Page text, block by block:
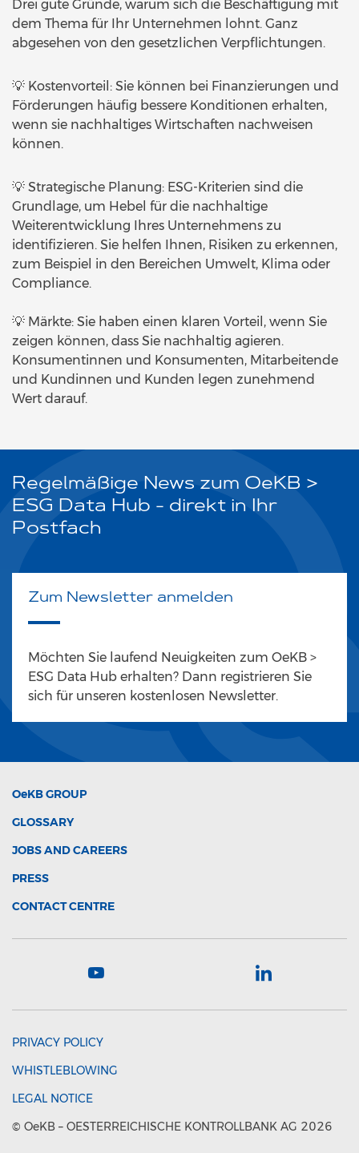
Drei gute Gründe, warum sich die Beschäftigung mit
dem Thema für Ihr Unternehmen lohnt. Ganz
abgesehen von den gesetzlichen Verpflichtungen.
💡 Kostenvorteil: Sie können bei Finanzierungen und
Förderungen häufig bessere Konditionen erhalten,
wenn sie nachhaltiges Wirtschaften nachweisen
können.
💡 Strategische Planung: ESG-Kriterien sind die
Grundlage, um Hebel für die nachhaltige
Weiterentwicklung Ihres Unternehmens zu
identifizieren. Sie helfen Ihnen, Risiken zu erkennen,
zum Beispiel in den Bereichen Umwelt, Klima oder
Compliance.
💡 Märkte: Sie haben einen klaren Vorteil, wenn Sie
zeigen können, dass Sie nachhaltig agieren.
Konsumentinnen und Konsumenten, Mitarbeitende
und Kundinnen und Kunden legen zunehmend
Wert darauf.
Regelmäßige News zum OeKB >
ESG Data Hub - direkt in Ihr
Postfach
Zum Newsletter anmelden
Möchten Sie laufend Neuigkeiten zum OeKB >
ESG Data Hub erhalten? Dann registrieren Sie
sich für unseren kostenlosen Newsletter.
OeKBGROUP
GLOSSARY
JOBS AND CAREERS
PRESS
CONTACT CENTRE
PRIVACY POLICY
WHISTLEBLOWING
LEGAL NOTICE
© OeKB – OESTERREICHISCHE KONTROLLBANK AG 2026